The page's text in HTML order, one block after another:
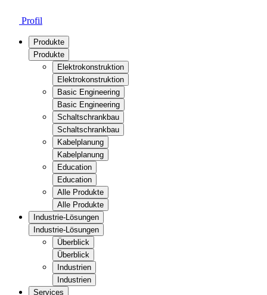
Profil
Produkte
Produkte
Elektrokonstruktion
Elektrokonstruktion
Basic Engineering
Basic Engineering
Schaltschrankbau
Schaltschrankbau
Kabelplanung
Kabelplanung
Education
Education
Alle Produkte
Alle Produkte
Industrie-Lösungen
Industrie-Lösungen
Überblick
Überblick
Industrien
Industrien
Services